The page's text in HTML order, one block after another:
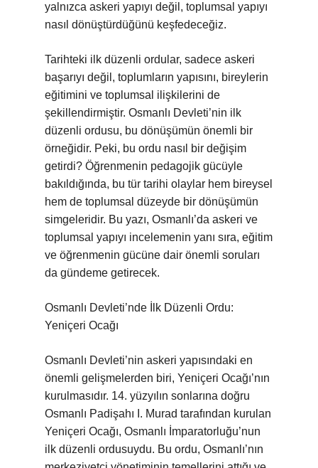
yalnızca askeri yapıyı değil, toplumsal yapıyı
nasıl dönüştürdüğünü keşfedeceğiz.
Tarihteki ilk düzenli ordular, sadece askeri
başarıyı değil, toplumların yapısını, bireylerin
eğitimini ve toplumsal ilişkilerini de
şekillendirmiştir. Osmanlı Devleti’nin ilk
düzenli ordusu, bu dönüşümün önemli bir
örneğidir. Peki, bu ordu nasıl bir değişim
getirdi? Öğrenmenin pedagojik gücüyle
bakıldığında, bu tür tarihi olaylar hem bireysel
hem de toplumsal düzeyde bir dönüşümün
simgeleridir. Bu yazı, Osmanlı’da askeri ve
toplumsal yapıyı incelemenin yanı sıra, eğitim
ve öğrenmenin gücüne dair önemli soruları
da gündeme getirecek.
Osmanlı Devleti’nde İlk Düzenli Ordu:
Yeniçeri Ocağı
Osmanlı Devleti’nin askeri yapısındaki en
önemli gelişmelerden biri, Yeniçeri Ocağı’nın
kurulmasıdır. 14. yüzyılın sonlarına doğru
Osmanlı Padişahı I. Murad tarafından kurulan
Yeniçeri Ocağı, Osmanlı İmparatorluğu’nun
ilk düzenli ordusuydu. Bu ordu, Osmanlı’nın